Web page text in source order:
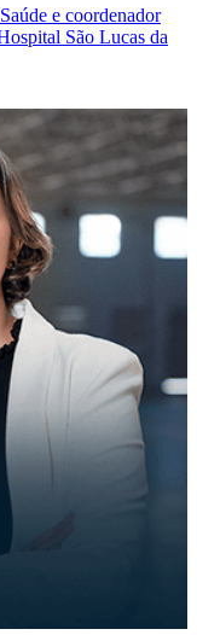
e coordenador
São Lucas da